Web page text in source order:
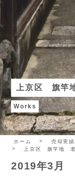
上京区 旗竿
Works
ホーム
売却実績
上京区 旗竿地 老
2019年3月